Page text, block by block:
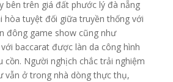
bên trên giá đất phước lý đà nẵng
hòa tuyệt đối giữa truyền thống với
đông game show cũng như
baccarat được làn da công hình
cồn. Người nghịch chắc trải nghiệm
vẫn ở trong nhà dòng thực thụ,